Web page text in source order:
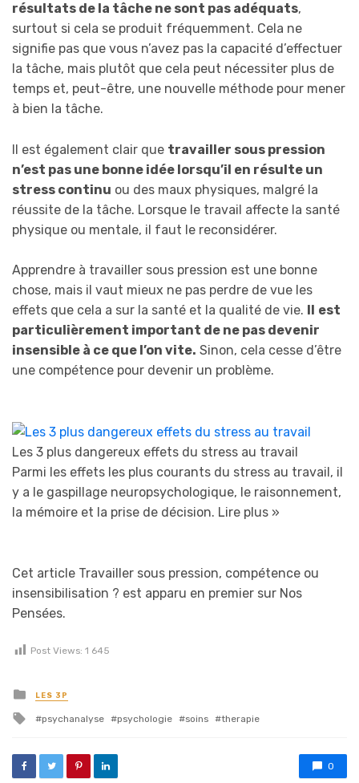
résultats de la tâche ne sont pas adéquats,
surtout si cela se produit fréquemment. Cela ne
signifie pas que vous n’avez pas la capacité d’effectuer
la tâche, mais plutôt que cela peut nécessiter plus de
temps et, peut-être, une nouvelle méthode pour mener
à bien la tâche.
Il est également clair que travailler sous pression
n’est pas une bonne idée lorsqu’il en résulte un
stress continu ou des maux physiques, malgré la
réussite de la tâche. Lorsque le travail affecte la santé
physique ou mentale, il faut le reconsidérer.
Apprendre à travailler sous pression est une bonne
chose, mais il vaut mieux ne pas perdre de vue les
effets que cela a sur la santé et la qualité de vie.
est
particulièrement important de ne pas devenir
insensible à ce que l’on vite. Sinon, cela cesse d’être
une compétence pour devenir un problème.
Les 3 plus dangereux effets du stress au travail
Parmi les effets les plus courants du stress au travail, il
y a le gaspillage neuropsychologique, le raisonnement,
la mémoire et la prise de décision. Lire plus »
Cet article Travailler sous pression, compétence ou
insensibilisation ? est apparu en premier sur Nos
Pensées.
Post Views: 1 645
Posted in
LES 3P
Tagged with
psychanalyse psychologie soins therapie
0